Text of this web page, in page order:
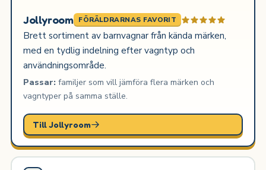
Jollyroom FÖRÄLDRARNAS FAVORIT
Brett sortiment av barnvagnar från kända märken,
med en tydlig indelning efter vagntyp och
användningsområde.
Passar:familjer som vill jämföra flera märken och
vagntyper på samma ställe.
Till Jollyroom